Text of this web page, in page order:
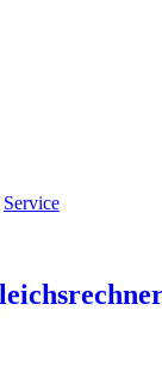
Service